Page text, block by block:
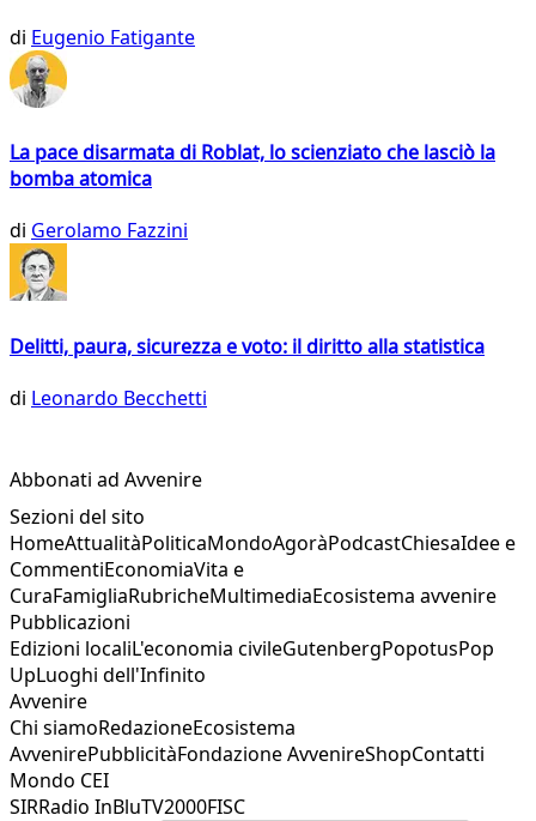
di Eugenio Fatigante
La pace disarmata di Roblat, lo scienziato che lasciò la
bomba atomica
di Gerolamo Fazzini
Delitti, paura, sicurezza e voto: il diritto alla statistica
di Leonardo Becchetti
Abbonati ad Avvenire
Sezioni del sito
HomeAttualitàPoliticaMondoAgoràPodcastChiesaIdee e
CommentiEconomiaVita e
CuraFamigliaRubricheMultimediaEcosistema avvenire
Pubblicazioni
Edizioni localiL'economia civileGutenbergPopotusPop
UpLuoghi dell'Infinito
Avvenire
Chi siamoRedazioneEcosistema
AvvenirePubblicitàFondazione AvvenireShopContatti
Mondo CEI
SIRRadio InBluTV2000FISC